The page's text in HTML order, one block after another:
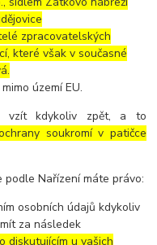
zpracovatelských
které však v současné
území EU.
vzít kdykoliv zpět, a to
soukromí v patičce
podle Nařízení máte právo:
osobních údajů kdykoliv
za následek
diskutujícím u vašich